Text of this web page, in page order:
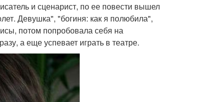
и сценарист, по ее повести вышел
Девушка", "богиня: как я полюбила",
потом попробовала себя на
а еще успевает играть в театре.